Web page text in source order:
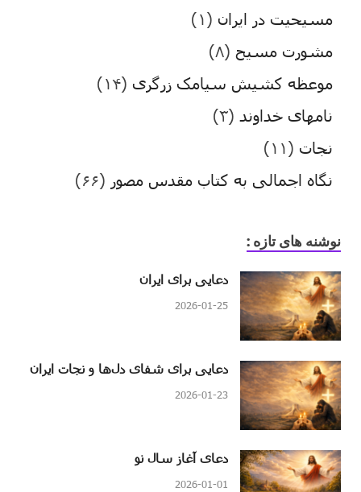
مسیحیت در ایران (۱)
مشورت مسیح (۸)
موعظه کشیش سیامک زرگری (۱۴)
نامهای خداوند (۳)
نجات (۱۱)
نگاه اجمالی به کتاب مقدس مصور (۶۶)
نوشنه های تازه :
دعایی برای ایران
2026-01-25
دعایی برای شفای دل‌ها و نجات ایران
2026-01-23
دعای آغاز سال نو
2026-01-01